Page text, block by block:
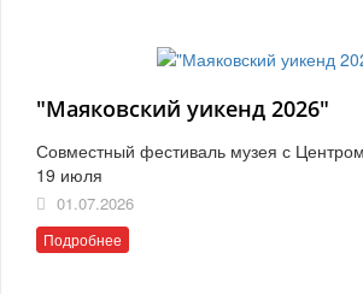
"Маяковский уикенд 2026"
Совместный фестиваль музея с
19 июля
01.07.2026
Подробнее